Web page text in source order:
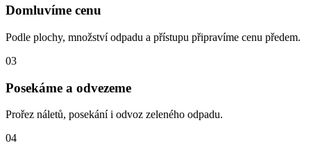
Domluvíme cenu
Podle plochy, množství odpadu a přístupu připravíme cenu předem.
03
Posekáme a odvezeme
Prořez náletů, posekání i odvoz zeleného odpadu.
04